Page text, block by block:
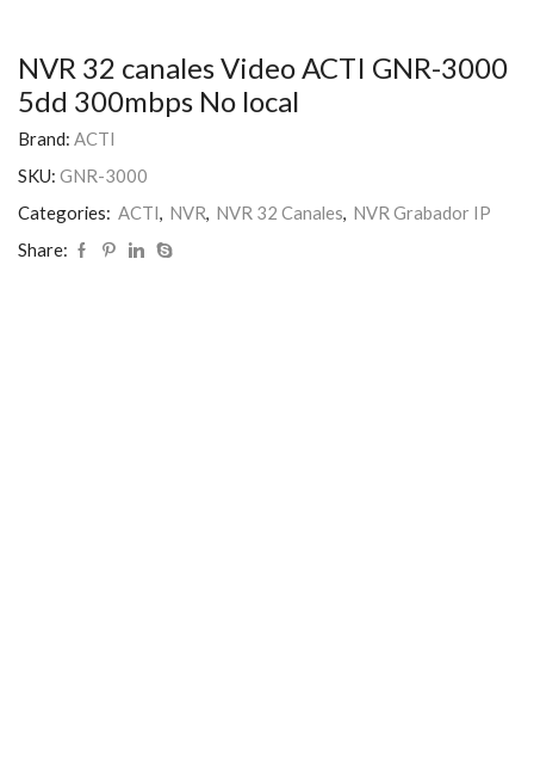
NVR 32 canales Video ACTI GNR-3000
5dd 300mbps No local
Brand: ACTI
SKU: GNR-3000
Categories: ACTI, NVR, NVR 32 Canales, NVR Grabador IP
Share: